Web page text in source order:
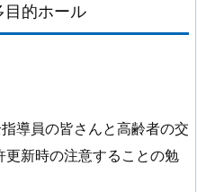
目的ホール
導員の皆さんと高齢者の交
新時の注意することの勉